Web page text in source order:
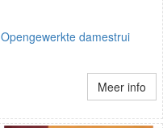
Opengewerkte damestrui
Meer info